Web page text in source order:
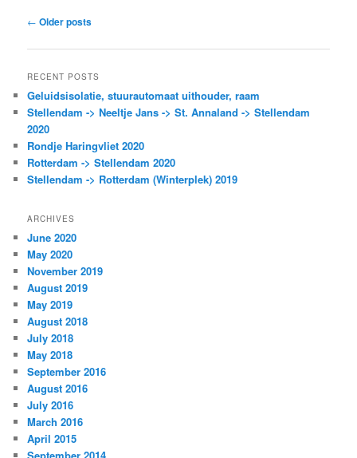
Post
← Older posts
RECENT POSTS
Geluidsisolatie, stuurautomaat uithouder, raam
Stellendam -> Neeltje Jans -> St. Annaland -> Stellendam
2020
Rondje Haringvliet 2020
Rotterdam -> Stellendam 2020
Stellendam -> Rotterdam (Winterplek) 2019
ARCHIVES
June 2020
May 2020
November 2019
August 2019
May 2019
August 2018
July 2018
May 2018
September 2016
August 2016
July 2016
March 2016
April 2015